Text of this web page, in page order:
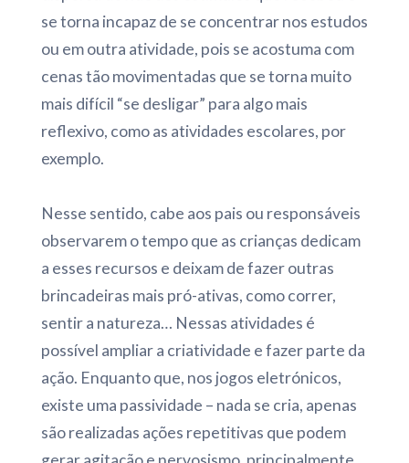
se torna incapaz de se concentrar nos estudos
ou em outra atividade, pois se acostuma com
cenas tão movimentadas que se torna muito
mais difícil “se desligar” para algo mais
reflexivo, como as atividades escolares, por
exemplo.
Nesse sentido, cabe aos pais ou responsáveis
observarem o tempo que as crianças dedicam
a esses recursos e deixam de fazer outras
brincadeiras mais pró-ativas, como correr,
sentir a natureza… Nessas atividades é
possível ampliar a criatividade e fazer parte da
ação. Enquanto que, nos jogos eletrónicos,
existe uma passividade – nada se cria, apenas
são realizadas ações repetitivas que podem